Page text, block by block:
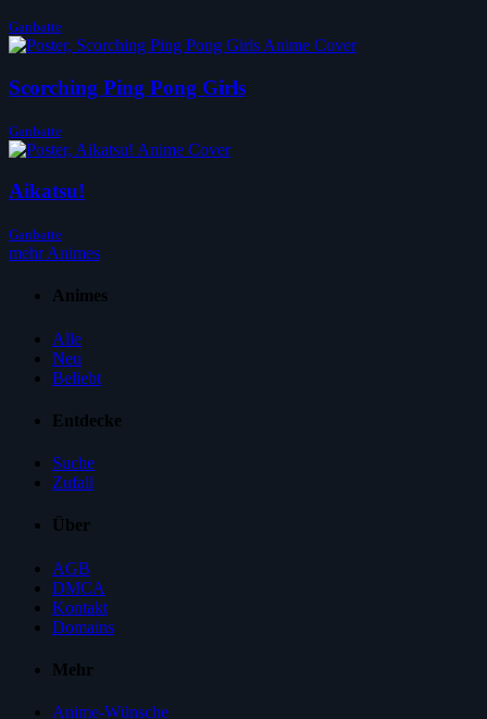
Ganbatte
Scorching Ping Pong Girls
Ganbatte
Aikatsu!
Ganbatte
mehr Animes
Animes
Alle
Neu
Beliebt
Entdecke
Suche
Zufall
Über
AGB
DMCA
Kontakt
Domains
Mehr
Anime-Wünsche